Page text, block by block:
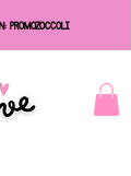
PROMOZOCCOLI